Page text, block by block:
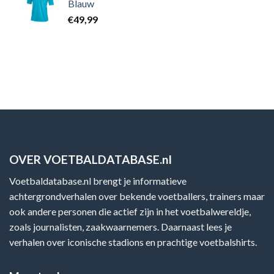
Blauw
€49,99
OVER VOETBALDATABASE.nl
Voetbaldatabase.nl brengt je informatieve
achtergrondverhalen over bekende voetballers, trainers maar
ook andere personen die actief zijn in het voetbalwereldje,
zoals journalisten, zaakwaarnemers. Daarnaast lees je
verhalen over iconische stadions en prachtige voetbalshirts.